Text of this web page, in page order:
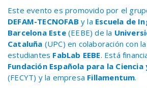
Este evento es promovido por el
DEFAM-TECNOFAB y la Escuela de
Barcelona Este (EEBE) de la
Cataluña (UPC) en colaboración con
estudiantes FabLab EEBE. Está
Fundación Española para la
(FECYT) y la empresa Fillamentum.